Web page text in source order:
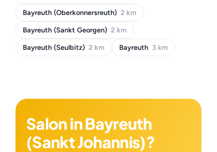
Bayreuth (Oberkonnersreuth) 2 km
Bayreuth (Sankt Georgen) 2 km
Bayreuth (Seulbitz) 2 km Bayreuth 3 km
Salon in Bayreuth
(Sankt Johannis)?